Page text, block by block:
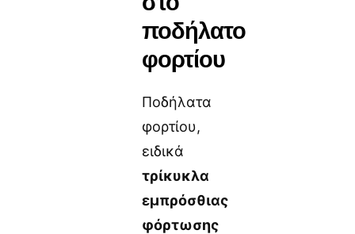
ποδήλατο
φορτίου
Ποδήλατα
φορτίου,
ειδικά
τρίκυκλα
εμπρόσθιας
φόρτωσης